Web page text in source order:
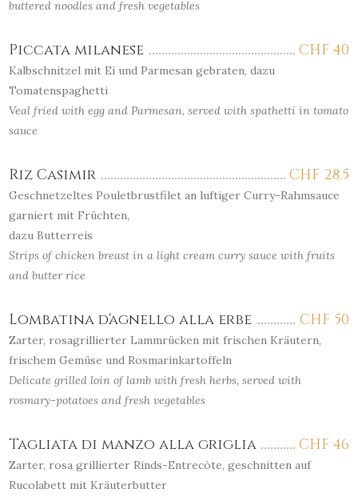
buttered noodles and fresh vegetables
CHF 40
Piccata milanese
Kalbschnitzel mit Ei und Parmesan gebraten, dazu
Tomatenspaghetti
Veal fried with egg and Parmesan, served with spathetti in tomato
sauce
CHF 28.5
Riz Casimir
Geschnetzeltes Pouletbrustfilet an luftiger Curry-Rahmsauce
garniert mit Früchten,
dazu Butterreis
Strips of chicken breast in a light cream curry sauce with fruits
and butter rice
CHF 50
Lombatina d‘agnello alla erbe
Zarter, rosagrillierter Lammrücken mit frischen Kräutern,
frischem Gemüse und Rosmarinkartoffeln
Delicate grilled loin of lamb with fresh herbs, served with
rosmary-potatoes and fresh vegetables
CHF 46
Tagliata di manzo alla griglia
Zarter, rosa grillierter Rinds-Entrecòte, geschnitten auf
Rucolabett mit Kräuterbutter